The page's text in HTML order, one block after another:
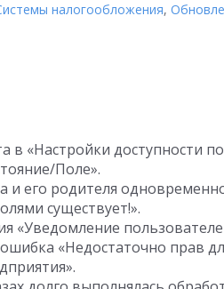
налогообложения,
«Настройки доступности
Поле».
и его родителя
существует!».
«Уведомление
«Недостаточно прав